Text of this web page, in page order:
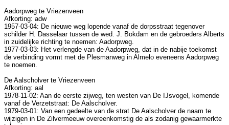
Aadorpweg te Vriezenveen
Afkorting: adw
1957-03-04: De nieuwe weg lopende vanaf de dorpsstraat tegenover
schilder H. Dasselaar tussen de wed. J. Bokdam en de gebroeders Alberts
in zuidelijke richting te noemen: Aadorpweg.
1977-03-03: Het verlengde van de Aadorpweg, dat in de nabije toekomst
de verbinding vormt met de Plesmanweg in Almelo eveneens Aadorpweg
te noemen.
De Aalscholver te Vriezenveen
Afkorting: aal
1978-11-02: Aan de eerste zijweg, ten westen van De IJsvogel, komende
vanaf de Verzetstraat: De Aalscholver.
1979-03-01: Van een gedeelte van de strat De Aalscholver de naam te
wijzigen in De Zilvermeeuw overeenkomstig de als zodanig gewaarmerkte